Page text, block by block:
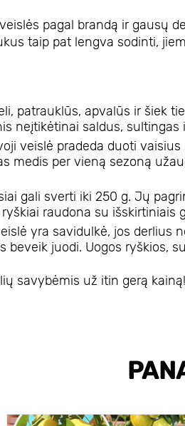
pagal brandą ir gausų
taip pat lengva sodinti,
patrauklūs, apvalūs ir šiek
neįtikėtinai saldus, sultingas
veislė pradeda duoti
medis per vieną sezoną
gali sverti iki 250 g. Jų
raudona su išskirtiniais
yra savidulkė, jos derlius
beveik juodi. Uogos ryškios,
savybėmis už itin gerą kainą!